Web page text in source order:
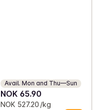
Avail. Mon and Thu—Sun
NOK 65.90
NOK 527.20 /kg